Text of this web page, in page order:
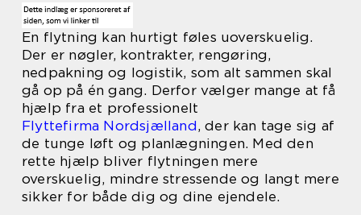
En flytning kan hurtigt føles uoverskuelig.
Der er nøgler, kontrakter, rengøring,
nedpakning og logistik, som alt sammen skal
gå op på én gang. Derfor vælger mange at få
hjælp fra et professionelt
Flyttefirma Nordsjælland, der kan tage sig af
de tunge løft og planlægningen. Med den
rette hjælp bliver flytningen mere
overskuelig, mindre stressende og langt mere
sikker for både dig og dine ejendele.